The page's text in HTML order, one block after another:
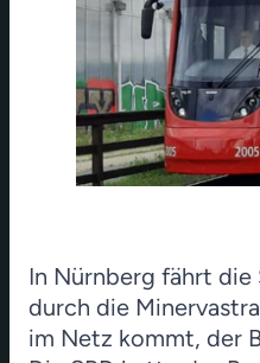
In Nürnberg fährt die
durch die
im Netz kommt, der